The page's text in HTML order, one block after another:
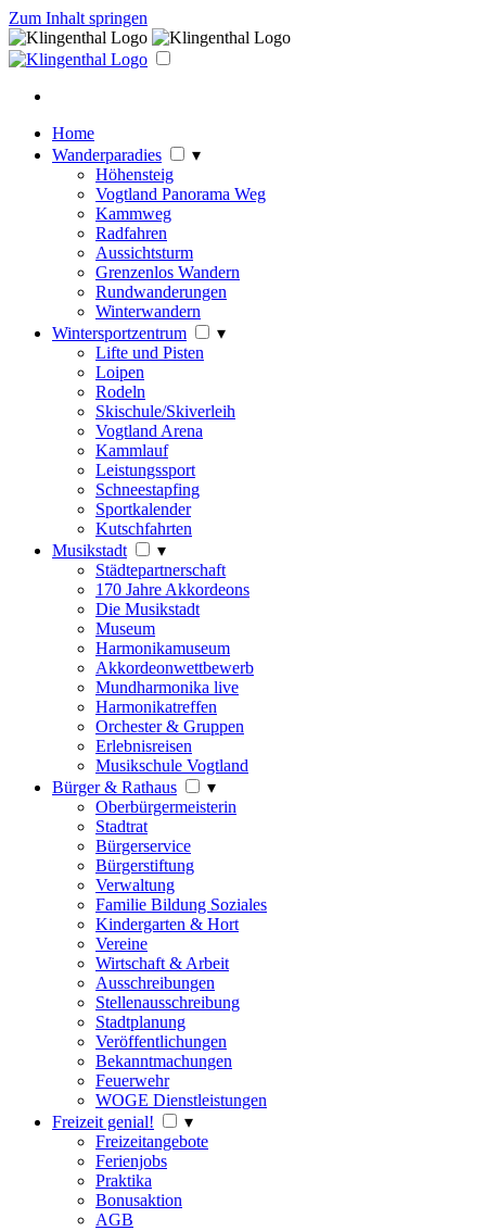
Zum Inhalt springen
Home
Wanderparadies
▾
Höhensteig
Vogtland Panorama Weg
Kammweg
Radfahren
Aussichtsturm
Grenzenlos Wandern
Rundwanderungen
Winterwandern
Wintersportzentrum
▾
Lifte und Pisten
Loipen
Rodeln
Skischule/Skiverleih
Vogtland Arena
Kammlauf
Leistungssport
Schneestapfing
Sportkalender
Kutschfahrten
Musikstadt
▾
Städtepartnerschaft
170 Jahre Akkordeons
Die Musikstadt
Museum
Harmonikamuseum
Akkordeonwettbewerb
Mundharmonika live
Harmonikatreffen
Orchester & Gruppen
Erlebnisreisen
Musikschule Vogtland
Bürger & Rathaus
▾
Oberbürgermeisterin
Stadtrat
Bürgerservice
Bürgerstiftung
Verwaltung
Familie Bildung Soziales
Kindergarten & Hort
Vereine
Wirtschaft & Arbeit
Ausschreibungen
Stellenausschreibung
Stadtplanung
Veröffentlichungen
Bekanntmachungen
Feuerwehr
WOGE Dienstleistungen
Freizeit genial!
▾
Freizeitangebote
Ferienjobs
Praktika
Bonusaktion
AGB